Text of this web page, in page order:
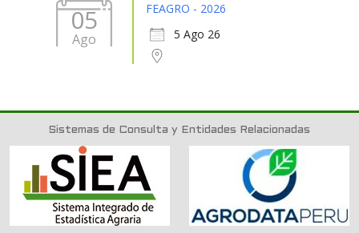
05
Ago
FEAGRO - 2026
5 Ago 26
Sistemas de Consulta y Entidades Relacionadas